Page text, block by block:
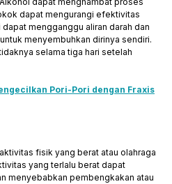
dapat mengurangi efektivitas
mengganggu aliran darah dan
menyembuhkan dirinya sendiri.
selama tiga hari setelah
Pori-Pori dengan Fraxis
fisik yang berat atau olahraga
yang terlalu berat dapat
menyebabkan pembengkakan atau